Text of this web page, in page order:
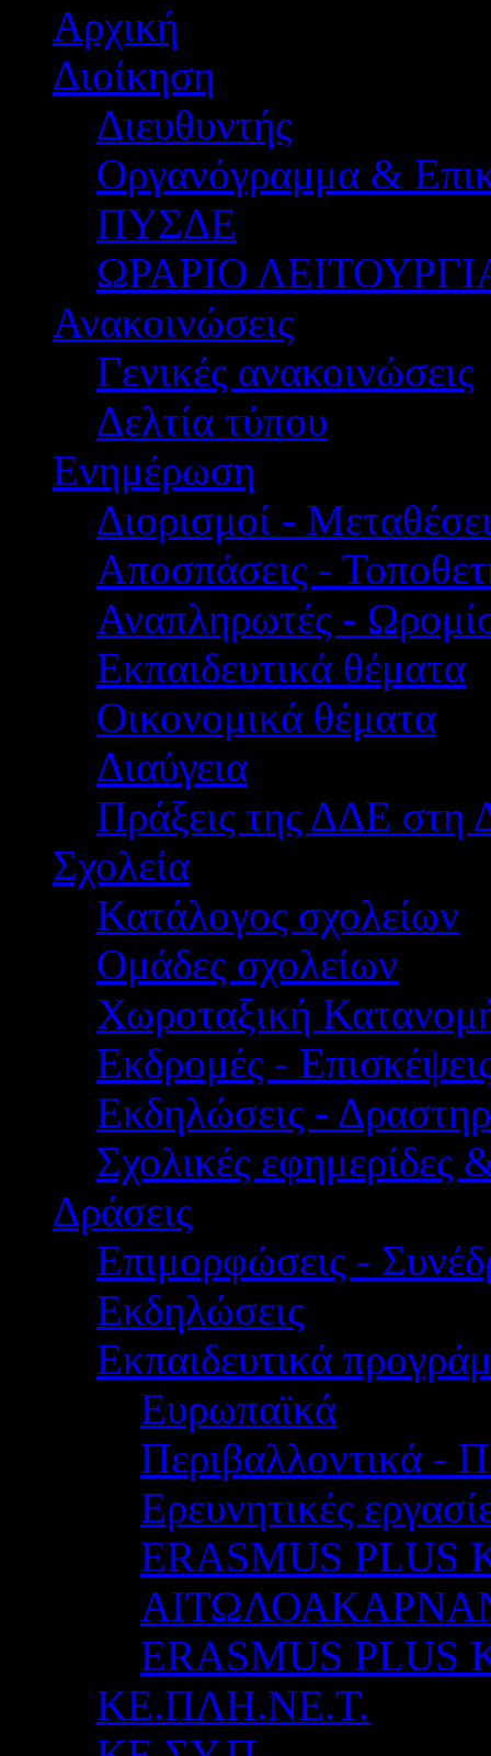
Αρχική
Διοίκηση
Διευθυντής
Οργανόγραμμα &
ΠΥΣΔΕ
ΩΡΑΡΙΟ
Ανακοινώσεις
Γενικές ανακοινώσεις
Δελτία τύπου
Ενημέρωση
Διορισμοί -
Αποσπάσεις -
Αναπληρωτές -
Εκπαιδευτικά θέματα
Οικονομικά θέματα
Διαύγεια
Πράξεις της ΔΔΕ στη
Σχολεία
Κατάλογος σχολείων
Ομάδες σχολείων
Χωροταξική
Εκδρομές -
Εκδηλώσεις -
Σχολικές εφημερίδες
Δράσεις
Επιμορφώσεις -
Εκδηλώσεις
Εκπαιδευτικά
Ευρωπαϊκά
Περιβαλλοντικά -
Ερευνητικές
ERASMUS PLUS
ERASMUS
ΚΕ.ΠΛΗ.ΝΕ.Τ.